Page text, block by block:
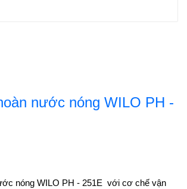
nước nóng WILO PH -
nóng WILO PH - 251E với cơ chế vận